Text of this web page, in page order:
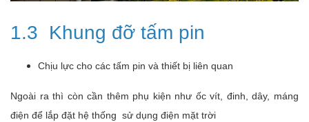
1.3 Khung đỡ tấm pin
Chịu lực cho các tấm pin và thiết bị liên quan
Ngoài ra thì còn cần thêm phụ kiện như ốc vít, đinh, dây, máng
điện để lắp đặt hệ thống sử dụng điện mặt trời